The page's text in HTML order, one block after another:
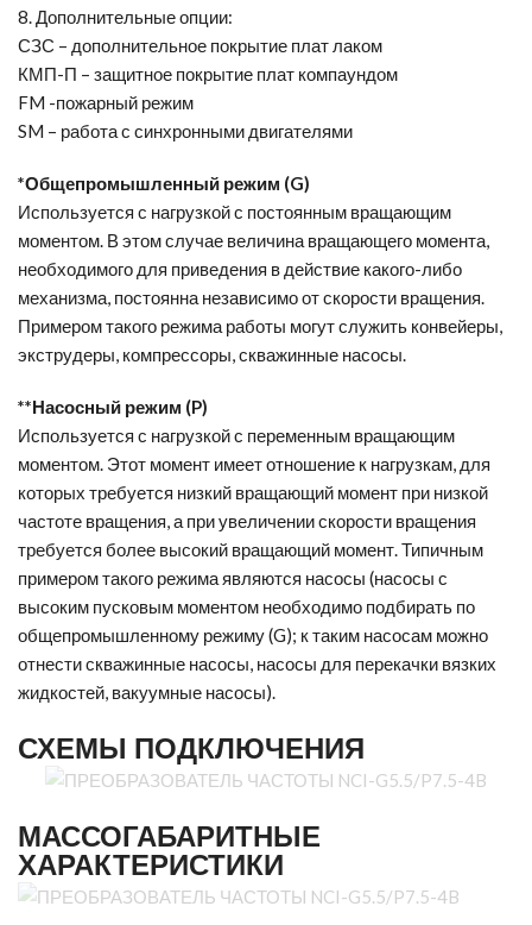
8. Дополнительные опции:
СЗС – дополнительное покрытие плат лаком
КМП-П – защитное покрытие плат компаундом
FM -пожарный режим
SM – работа с синхронными двигателями
*Общепромышленный режим (G)
Используется с нагрузкой с постоянным вращающим
моментом. В этом случае величина вращающего момента,
необходимого для приведения в действие какого-либо
механизма, постоянна независимо от скорости вращения.
Примером такого режима работы могут служить конвейеры,
экструдеры, компрессоры, скважинные насосы.
**Насосный режим (P)
Используется с нагрузкой с переменным вращающим
моментом. Этот момент имеет отношение к нагрузкам, для
которых требуется низкий вращающий момент при низкой
частоте вращения, а при увеличении скорости вращения
требуется более высокий вращающий момент. Типичным
примером такого режима являются насосы (насосы с
высоким пусковым моментом необходимо подбирать по
общепромышленному режиму (G); к таким насосам можно
отнести скважинные насосы, насосы для перекачки вязких
жидкостей, вакуумные насосы).
СХЕМЫ ПОДКЛЮЧЕНИЯ
МАССОГАБАРИТНЫЕ
ХАРАКТЕРИСТИКИ